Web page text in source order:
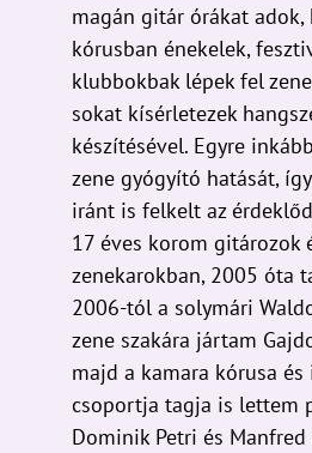
magán gitár órákat adok,
kórusban énekelek,
klubbokbak lépek fel
sokat kísérletezek
készítésével. Egyre
zene gyógyító hatását,
iránt is felkelt az
17 éves korom gitározok
zenekarokban, 2005 óta
2006-tól a solymári
zene szakára jártam
majd a kamara kórusa
csoportja tagja is lettem
Dominik Petri és